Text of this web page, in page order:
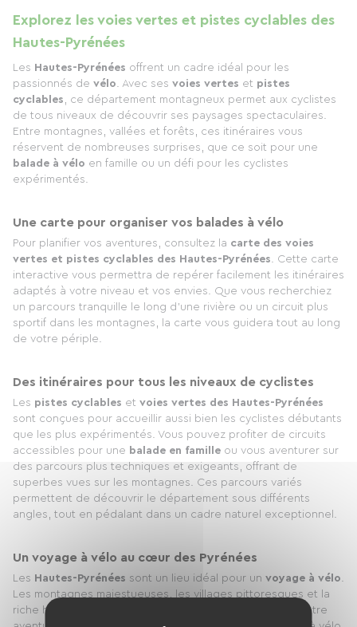
Explorez les voies vertes et pistes cyclables des
Hautes-Pyrénées
Les Hautes-Pyrénées offrent un cadre idéal pour les
passionnés de vélo. Avec ses voies vertes et pistes
cyclables , ce département montagneux permet aux cyclistes
de tous niveaux de découvrir ses paysages spectaculaires.
Entre montagnes, vallées et forêts, ces itinéraires vous
réservent de nombreuses surprises, que ce soit pour une
balade à vélo en famille ou un défi pour les cyclistes
expérimentés.
Une carte pour organiser vos balades à vélo
Pour planifier vos aventures, consultez la carte des voies
vertes et pistes cyclables des Hautes-Pyrénées. Cette carte
interactive vous permettra de repérer facilement les itinéraires
adaptés à votre niveau et vos envies. Que vous recherchiez
un parcours tranquille le long d’une rivière ou un circuit plus
sportif dans les montagnes, la carte vous guidera tout au long
de votre périple.
Des itinéraires pour tous les niveaux de cyclistes
Les pistes cyclables et voies vertes des Hautes-Pyrénées
sont conçues pour accueillir aussi bien les cyclistes débutants
que les plus expérimentés. Vous pouvez profiter de circuits
accessibles pour une balade en famille ou vous aventurer sur
des parcours plus techniques et exigeants, offrant de
superbes vues sur les montagnes. Ces parcours variés
permettent de découvrir le département sous différents
angles, tout en pédalant dans un cadre naturel exceptionnel.
Un voyage à vélo au cœur des Pyrénées
Les Hautes-Pyrénées sont un lieu idéal pour un voyage à vélo.
Les montagnes majestueuses, les villages pittoresques et la
riche histoire de la région feront de chaque étape de votre